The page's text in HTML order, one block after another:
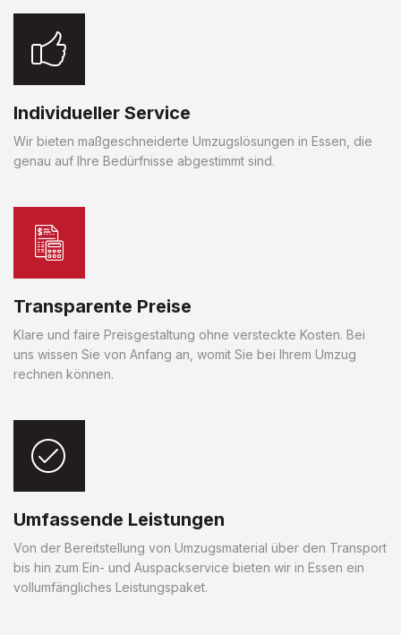
Individueller Service
Wir bieten maßgeschneiderte Umzugslösungen in Essen, die
genau auf Ihre Bedürfnisse abgestimmt sind.
Transparente Preise
Klare und faire Preisgestaltung ohne versteckte Kosten. Bei
uns wissen Sie von Anfang an, womit Sie bei Ihrem Umzug
rechnen können.
Umfassende Leistungen
Von der Bereitstellung von Umzugsmaterial über den Transport
bis hin zum Ein- und Auspackservice bieten wir in Essen ein
vollumfängliches Leistungspaket.